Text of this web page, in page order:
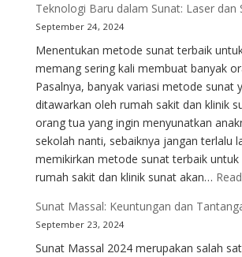
Metode
di
Berbagai
Negara
Teknologi Baru dalam Sunat: Laser dan
September 24, 2024
Menentukan metode sunat terbaik
memang sering kali membuat banyak
Pasalnya, banyak variasi metode sunat
ditawarkan oleh rumah sakit dan klinik
orang tua yang ingin menyunatkan
sekolah nanti, sebaiknya jangan terlalu
memikirkan metode sunat terbaik untuk
rumah sakit dan klinik sunat akan…
Sunat Massal: Keuntungan dan
September 23, 2024
Sunat Massal 2024 merupakan salah